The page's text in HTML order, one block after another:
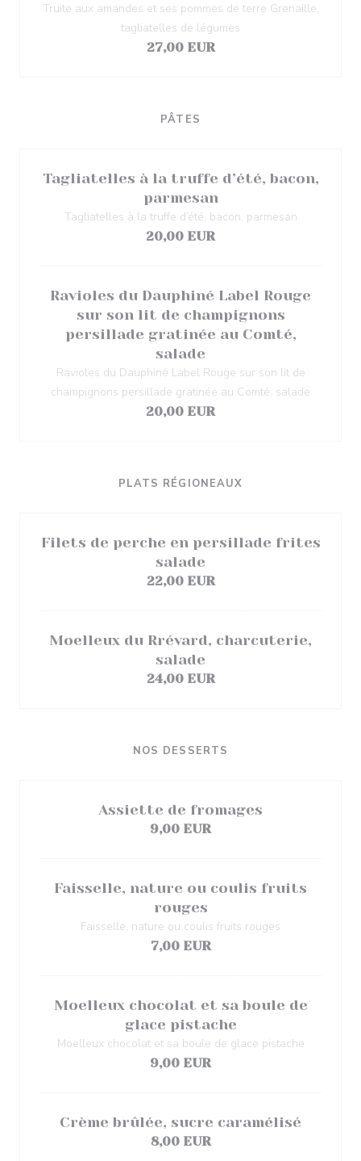
Truite aux amandes et ses pommes de terre Grenaille,
tagliatelles de légumes
27,00 EUR
PÂTES
Tagliatelles à la truffe d’été, bacon,
parmesan
Tagliatelles à la truffe d’été, bacon, parmesan
20,00 EUR
Ravioles du Dauphiné Label Rouge
sur son lit de champignons
persillade gratinée au Comté,
salade
Ravioles du Dauphiné Label Rouge sur son lit de
champignons persillade gratinée au Comté, salade
20,00 EUR
PLATS RÉGIONEAUX
Filets de perche en persillade frites
salade
22,00 EUR
Moelleux du Rrévard, charcuterie,
salade
24,00 EUR
NOS DESSERTS
Assiette de fromages
9,00 EUR
Faisselle, nature ou coulis fruits
rouges
Faisselle, nature ou coulis fruits rouges
7,00 EUR
Moelleux chocolat et sa boule de
glace pistache
Moelleux chocolat et sa boule de glace pistache
9,00 EUR
Crème brûlée, sucre caramélisé
8,00 EUR